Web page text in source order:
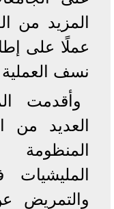
المزيد من
عملًا على
نسف
وأقدمت
العديد من
والتمريض